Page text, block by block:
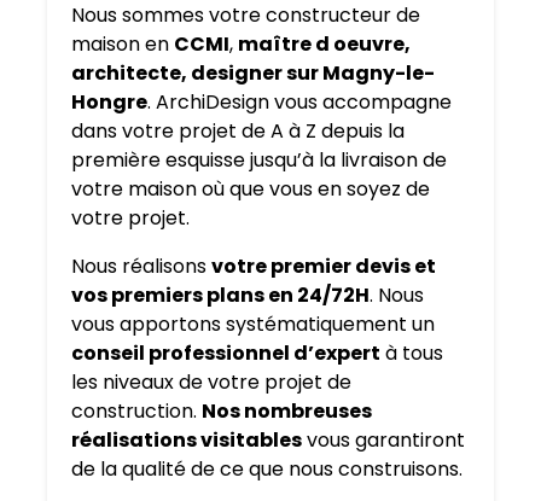
Nous sommes votre constructeur de
maison en CCMI, maître d oeuvre,
architecte, designer sur Magny-le-
Hongre. ArchiDesign vous accompagne
dans votre projet de A à Z depuis la
première esquisse jusqu’à la livraison de
votre maison où que vous en soyez de
votre projet.
Nous réalisonsvotre premier devis et
vos premiers plans en 24/72H. Nous
vous apportons systématiquement un
conseil professionnel d’expert à tous
les niveaux de votre projet de
construction. Nos nombreuses
réalisations visitablesvous garantiront
de la qualité de ce que nous construisons.